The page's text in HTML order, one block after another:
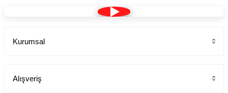
Kurumsal
Alışveriş